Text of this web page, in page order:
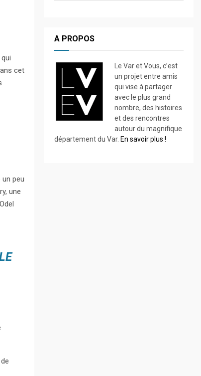
cet
peu
une
A PROPOS
Le Var et Vous, c’est
un projet entre amis
qui vise à partager
avec le plus grand
nombre, des histoires
et des rencontres
autour du magnifique
département du Var. En savoir plus !